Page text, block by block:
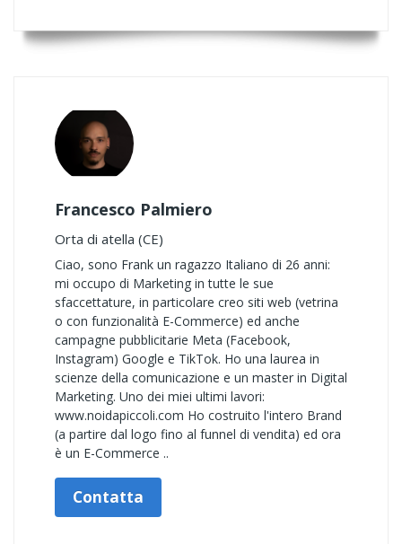
Francesco Palmiero
Orta di atella (CE)
Ciao, sono Frank un ragazzo Italiano di 26 anni:
mi occupo di Marketing in tutte le sue
sfaccettature, in particolare creo siti web (vetrina
o con funzionalità E-Commerce) ed anche
campagne pubblicitarie Meta (Facebook,
Instagram) Google e TikTok. Ho una laurea in
scienze della comunicazione e un master in Digital
Marketing. Uno dei miei ultimi lavori:
www.noidapiccoli.com Ho costruito l'intero Brand
(a partire dal logo fino al funnel di vendita) ed ora
è un E-Commerce ..
Contatta